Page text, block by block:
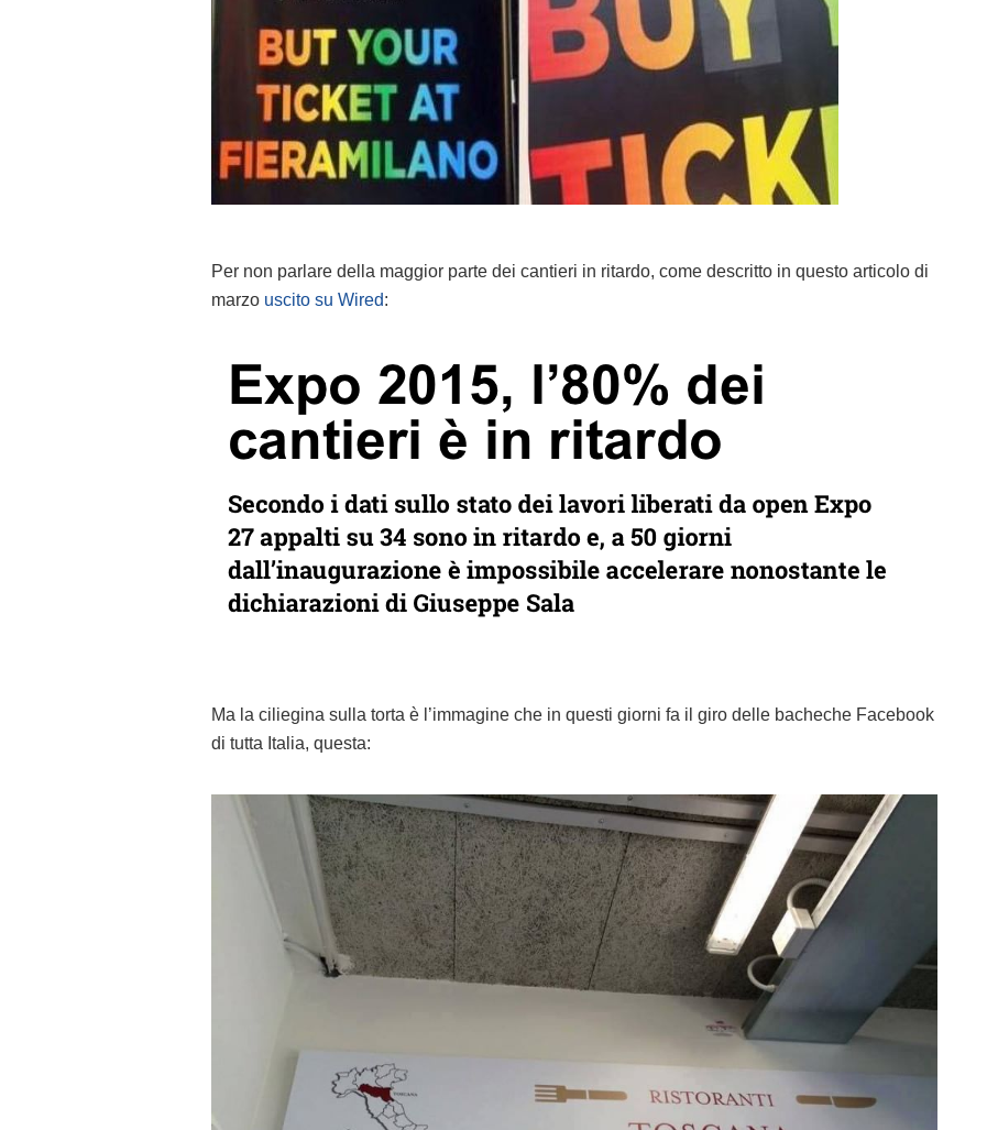
Per non parlare della maggior parte dei cantieri in ritardo, come descritto in questo articolo di
marzo uscito su Wired:
Ma la ciliegina sulla torta è l’immagine che in questi giorni fa il giro delle bacheche Facebook
di tutta Italia, questa: